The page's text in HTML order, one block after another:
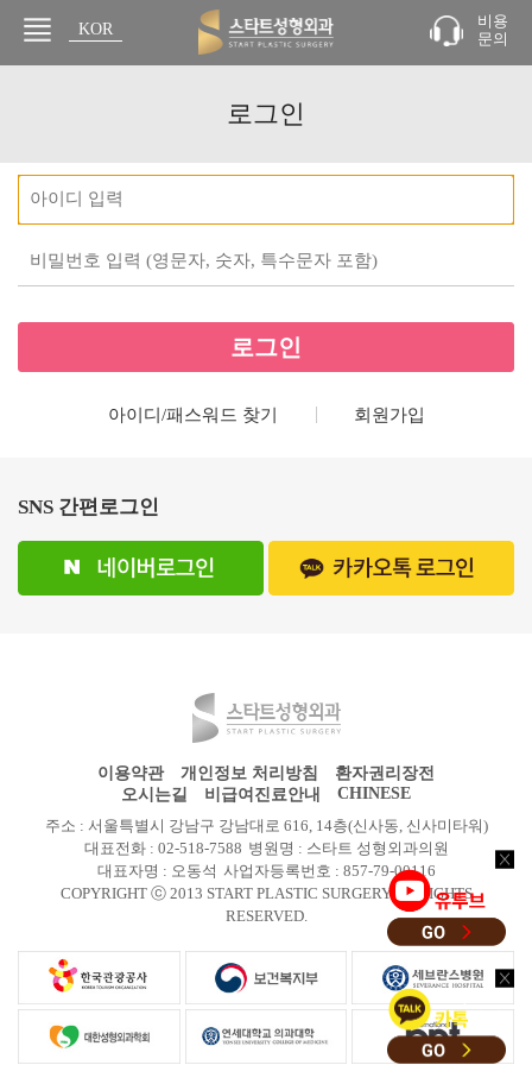
KOR
JPN
비용
문의
로그인
아이디/패스워드 찾기 회원가입
SNS 간편로그인
이용약관 개인정보 처리방침
환자권리장전
오시는길
비급여진료안내
CHINESE
주소 : 서울특별시 강남구 강남대로 616, 14층(신사동, 신사미타워)
대표전화 : 02-518-7588 병원명 : 스타트 성형외과의원
대표자명 : 오동석 사업자등록번호 : 857-79-00116
COPYRIGHT ⓒ 2013 START PLASTIC SURGERY All RIGHTS
RESERVED.